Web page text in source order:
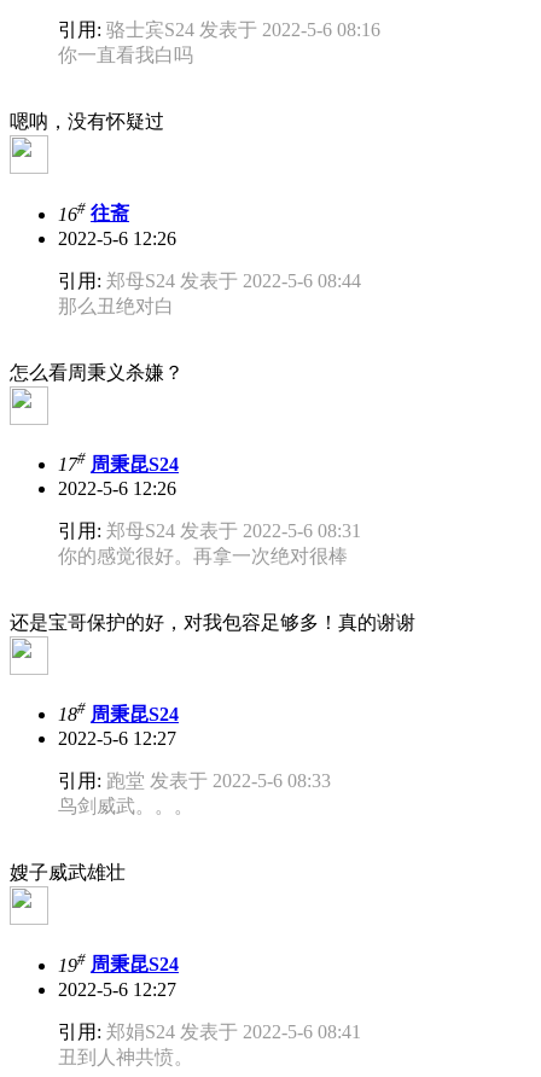
引用: 骆士宾S24 发表于 2022-5-6 08:16
你一直看我白吗
嗯呐，没有怀疑过
16# 往斋
2022-5-6 12:26
引用: 郑母S24 发表于 2022-5-6 08:44
那么丑绝对白
怎么看周秉义杀嫌？
17# 周秉昆S24
2022-5-6 12:26
引用: 郑母S24 发表于 2022-5-6 08:31
你的感觉很好。再拿一次绝对很棒
还是宝哥保护的好，对我包容足够多！真的谢谢
18# 周秉昆S24
2022-5-6 12:27
引用: 跑堂 发表于 2022-5-6 08:33
鸟剑威武。。。
嫂子威武雄壮
19# 周秉昆S24
2022-5-6 12:27
引用: 郑娟S24 发表于 2022-5-6 08:41
丑到人神共愤。